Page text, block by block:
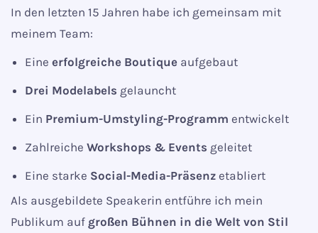
In den letzten 15 Jahren habe ich gemeinsam mit
meinem Team:
Eine erfolgreiche Boutique aufgebaut
Drei Modelabels gelauncht
Ein Premium-Umstyling-Programm entwickelt
Zahlreiche Workshops & Events geleitet
Eine starke Social-Media-Präsenz etabliert
Als ausgebildete Speakerin entführe ich mein
Publikum auf großen Bühnen in die Welt von Stil